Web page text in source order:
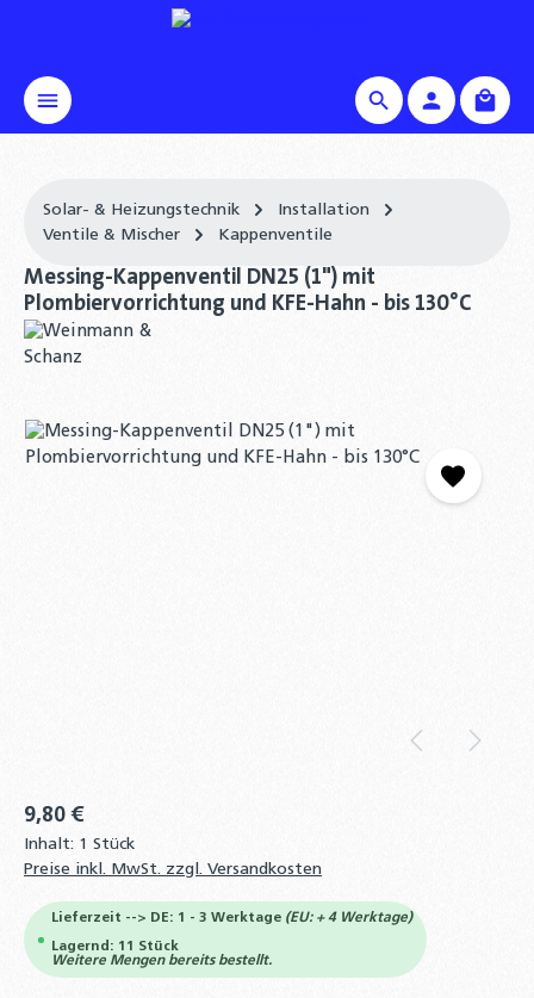
Solar- & Heizungstechnik
Installation
Ventile & Mischer
Kappenventile
Messing-Kappenventil DN25 (1") mit
Plombiervorrichtung und KFE-Hahn - bis 130°C
Bildergalerie überspringen
9,80 €
Inhalt: 1 Stück
Preise inkl. MwSt. zzgl. Versandkosten
Lieferzeit --> DE: 1 - 3 Werktage (EU: + 4 Werktage)
Lagernd: 11 Stück
Weitere Mengen bereits bestellt.